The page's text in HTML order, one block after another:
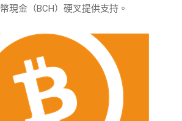
現金（BCH）硬叉提供支持。